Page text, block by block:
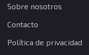
Sobre nosotros
Contacto
Política de privacidad